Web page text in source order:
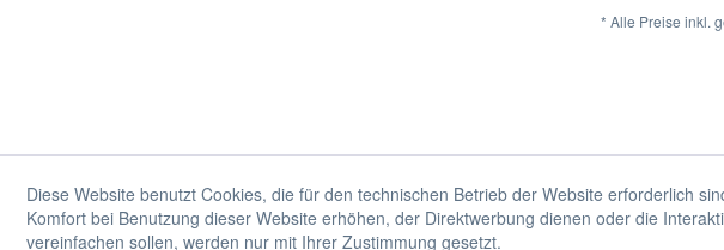
* Alle Preise inkl.
Diese Website benutzt Cookies, die für den technischen Betrieb der Website erforderlich
Komfort bei Benutzung dieser Website erhöhen, der Direktwerbung dienen oder die
vereinfachen sollen, werden nur mit Ihrer Zustimmung gesetzt.